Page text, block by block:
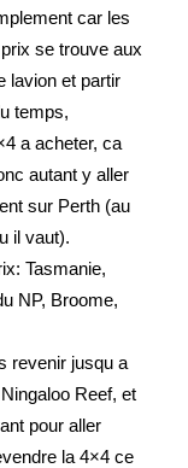
car les
se trouve aux
lavion et partir
temps,
a acheter, ca
autant y aller
sur Perth (au
il vaut).
Tasmanie,
NP, Broome,
revenir jusqu a
Reef, et
pour aller
la 4×4 ce